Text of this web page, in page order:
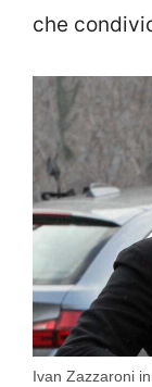
che
Ivan Zazzaroni